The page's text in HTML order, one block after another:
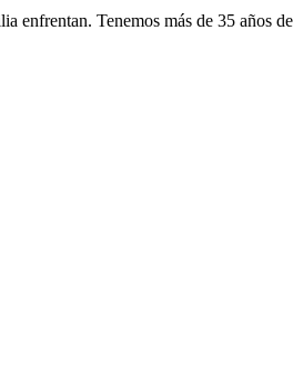
Tenemos más de 35 años